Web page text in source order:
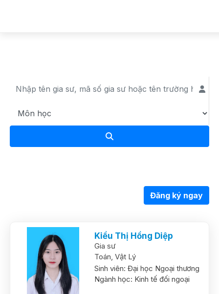
Đăng ký ngay
Kiều Thị Hồng Diệp
Gia sư
Toán,Vật Lý
Sinh viên: Đại học Ngoại thương
Ngành học: Kinh tế đối ngoại